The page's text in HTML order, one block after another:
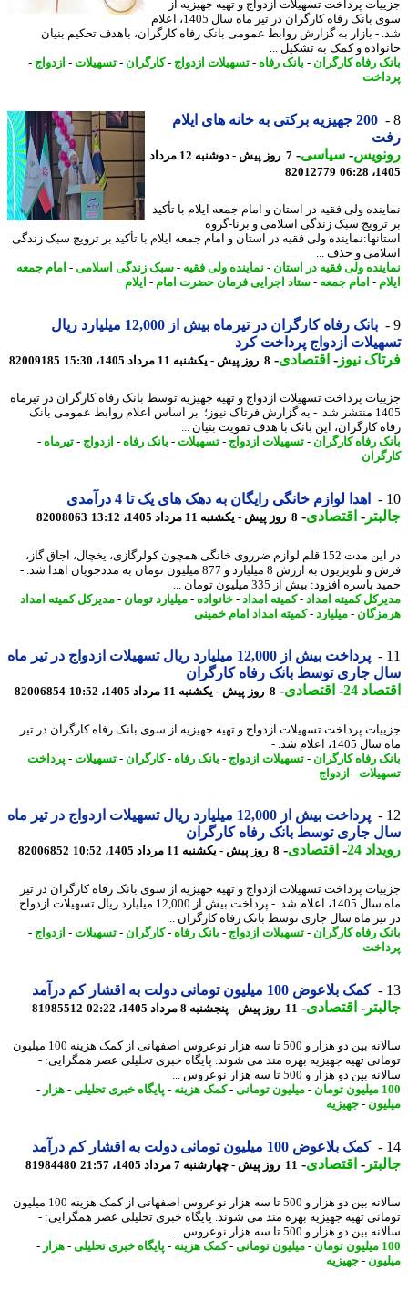
پرداخت تسهیلات ازدواج و تهیه جهیزیه از
سوی بانک رفاه کارگران در تیر ماه سال 1405، اعلام
- بازار به گزارش روابط عمومی بانک رفاه کارگران، باهدف تحکیم بنیان
و کمک به تشکیل ...
رفاه کارگران- بانک رفاه -تسهیلات ازدواج -کارگران- تسهیلات-ازدواج -
200 جهیزیه برکتی به خانه های ایلام
-سیاسی-
7 روز پیش - دوشنبه 12 مرداد
82012779
ولی فقیه در استان و امام جمعه ایلام با تأکید
سبک زندگی اسلامی و برنا-گروه
ولی فقیه در استان و امام جمعه ایلام با تأکید بر ترویج سبک زندگی
و حذف ...
ولی فقیه در استان-نماینده ولی فقیه -سبک زندگی اسلامی-امام جمعه
-امام جمعه-ستاد اجرایی فرمان حضرت امام -ایلام
بانک رفاه کارگران در تیرماه بیش از 12,000 میلیارد ریال
ازدواج پرداخت کرد
نیوز-اقتصادی-8 روز پیش - یکشنبه 11 مرداد 1405، 15:30 82009185
پرداخت تسهیلات ازدواج و تهیه جهیزیه توسط بانک رفاه کارگران در تیرماه
1405 منتشر شد. - به گزارش فرتاک نیوز؛ بر اساس اعلام روابط عمومی بانک
کارگران، این بانک با هدف تقویت بنیان ...
رفاه کارگران- تسهیلات ازدواج -تسهیلات-بانک رفاه -ازدواج -تیرماه-
اهدا لوازم خانگی رایگان به دهک های یک تا 4 درآمدی
-اقتصادی-8 روز پیش - یکشنبه 11 مرداد 1405، 13:12 82008063
در این مدت 152 قلم لوازم ضرروی خانگی همچون کولرگازی، یخچال، اجاق گاز،
فرش و تلویزیون به ارزش 8 میلیارد و 877 میلیون تومان به مددجویان اهدا شد. -
افزود: بیش از 335 میلیون تومان ...
کمیته امداد -کمیته امداد -خانواده- میلیارد تومان-مدیرکل کمیته امداد
-میلیارد-کمیته امداد امام خمینی
پرداخت بیش از 12,000 میلیارد ریال تسهیلات ازدواج در تیر ماه
جاری توسط بانک رفاه کارگران
24
-اقتصادی-8 روز پیش - یکشنبه 11 مرداد 1405، 10:52 82006854
پرداخت تسهیلات ازدواج و تهیه جهیزیه از سوی بانک رفاه کارگران در تیر
اعلام شد. -
رفاه کارگران- تسهیلات ازدواج -بانک رفاه -کارگران- تسهیلات-پرداخت
-ازدواج
پرداخت بیش از 12,000 میلیارد ریال تسهیلات ازدواج در تیر ماه
جاری توسط بانک رفاه کارگران
24
-اقتصادی-8 روز پیش - یکشنبه 11 مرداد 1405، 10:52 82006852
پرداخت تسهیلات ازدواج و تهیه جهیزیه از سوی بانک رفاه کارگران در تیر
ماه سال 1405، اعلام شد. - پرداخت بیش از 12,000 میلیارد ریال تسهیلات ازدواج
ماه سال جاری توسط بانک رفاه کارگران ...
رفاه کارگران- تسهیلات ازدواج -بانک رفاه -کارگران- تسهیلات-ازدواج -
کمک بلاعوض 100 میلیون تومانی دولت به اقشار کم درآمد
-اقتصادی-11 روز پیش - پنجشنبه 8 مرداد 1405، 02:22 81985512
سالانه بین دو هزار و 500 تا سه هزار نوعروس اصفهانی از کمک هزینه 100 میلیون
تهیه جهیزیه بهره مند می شوند. پایگاه خبری تحلیلی عصر همگرایی: -
دو هزار و 500 تا سه هزار نوعروس ...
-میلیون تومانی-کمک هزینه- پایگاه خبری تحلیلی-هزار -
-جهیزیه
کمک بلاعوض 100 میلیون تومانی دولت به اقشار کم درآمد
-اقتصادی-11 روز پیش - چهارشنبه 7 مرداد 1405، 21:57 81984480
سالانه بین دو هزار و 500 تا سه هزار نوعروس اصفهانی از کمک هزینه 100 میلیون
تهیه جهیزیه بهره مند می شوند. پایگاه خبری تحلیلی عصر همگرایی: -
دو هزار و 500 تا سه هزار نوعروس ...
-میلیون تومانی-کمک هزینه- پایگاه خبری تحلیلی-هزار -
-جهیزیه